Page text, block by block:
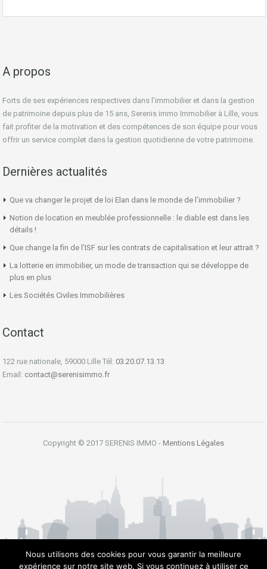
A propos
Forts de ses expériences respectives dans l’immobilier et dans la gestion
de patrimoine depuis plus de 15 ans, Serenis immo Immobilier à Lille, vous
fait profiter de la motivation et des compétences de son équipe pour vous
offrir un service complet dans la gestion quotidienne de votre patrimoine.
Dernières actualités
Que va changer le projet de loi Elan dans le monde de l’immobilier ?
Notion de location en meublée professionnelle : le diable est dans les
détails !
Que change la fin de l’ISF sur les contrats de capitalisation et leur attrait ?
La lotterie en immobilier, un mode de transaction qui se développe de
plus en plus
Les Sociétés Civiles Immobilières
Contact
122 rue nationale, 59000 Lille Tél: 03.20.07.13.13
Email: contact@serenisimmo.fr
Copyright © 2017 SERENIS IMMO - Mentions Légales
Nous utilisons des cookies pour vous garantir la meilleure
expérience sur notre site web. Si vous continuez à utiliser ce